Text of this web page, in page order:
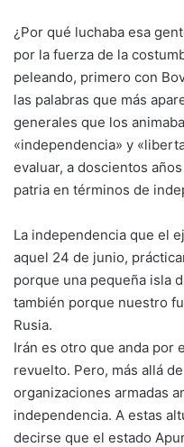
¿Por qué luchaba esa
por la fuerza de la
peleando, primero con
las palabras que más
generales que los
«independencia» y
evaluar, a doscientos
patria en términos de
La independencia que el
aquel 24 de junio,
porque una pequeña isla
también porque nuestro
Rusia.
Irán es otro que anda por
revuelto. Pero, más allá
organizaciones armadas
independencia. A estas
decirse que el estado